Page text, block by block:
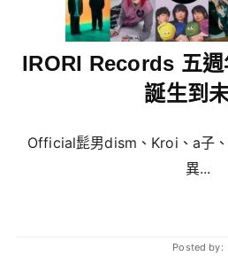
IRORI Records 五
誕生到
Official髭男dism、Kroi、a子
異...
Posted by: